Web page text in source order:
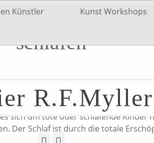
Künstler Kunst Workshops
R.F.Myller
Facebook
schlafen
Kindern auf der Flucht: aus
und Zeiten. Bei vielen Fotos, die
sich um tote oder schlafende Kinder
Der Schlaf ist durch die totale